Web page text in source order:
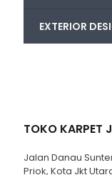
EXTERIOR
TOKO KARPET
Jalan Danau
Priok, Kota Jkt